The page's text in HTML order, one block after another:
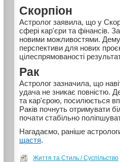
Скорпіон
Астролог заявила, що у
сфері кар'єри та фінансів.
новими можливостями.
перспективи для нових
цілеспрямованості
Рак
Астролог зазначила, що
удача не зникає повністю.
та кар'єрою, посилюється
Раків почнуть отримувати
почати стабільно
Нагадаємо, раніше
щастя.
Життя та Стиль / Суспільство